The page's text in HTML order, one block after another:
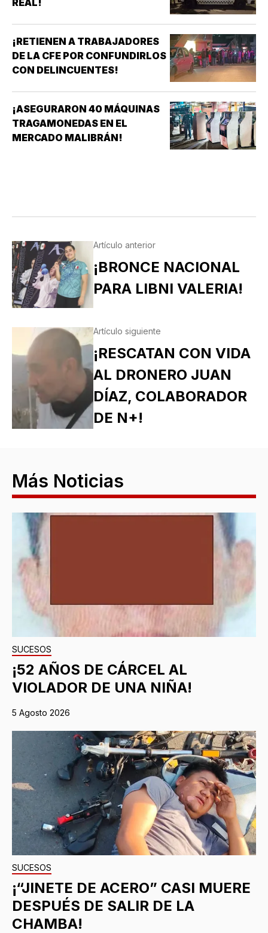
¡RETIENEN A TRABAJADORES
DE LA CFE POR CONFUNDIRLOS
CON DELINCUENTES!
¡ASEGURARON 40 MÁQUINAS
TRAGAMONEDAS EN EL
MERCADO MALIBRÁN!
Artículo anterior
¡BRONCE NACIONAL
PARA LIBNI VALERIA!
Artículo siguiente
¡RESCATAN CON VIDA
AL DRONERO JUAN
DÍAZ, COLABORADOR
DE N+!
Más Noticias
SUCESOS
¡52 AÑOS DE CÁRCEL AL
VIOLADOR DE UNA NIÑA!
5 Agosto 2026
SUCESOS
¡“JINETE DE ACERO” CASI MUERE
DESPUÉS DE SALIR DE LA
CHAMBA!